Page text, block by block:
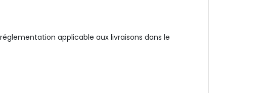
applicable aux livraisons dans le